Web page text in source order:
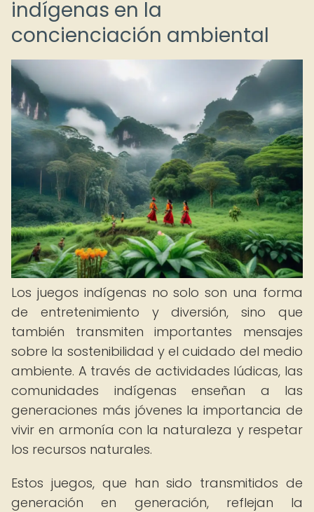
indígenas en la
concienciación ambiental
Los juegos indígenas no solo son una forma
de entretenimiento y diversión, sino que
también transmiten importantes mensajes
sobre la sostenibilidad y el cuidado del medio
ambiente. A través de actividades lúdicas, las
comunidades indígenas enseñan a las
generaciones más jóvenes la importancia de
vivir en armonía con la naturaleza y respetar
los recursos naturales.
Estos juegos, que han sido transmitidos de
generación en generación, reflejan la